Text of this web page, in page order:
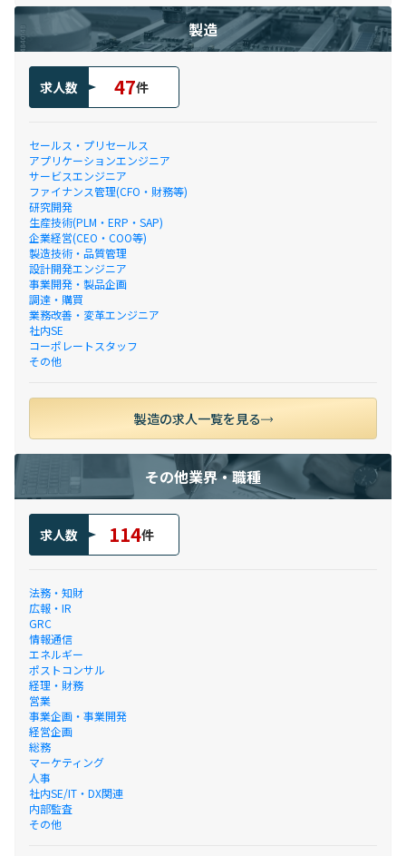
製造
求人数 47件
セールス・プリセールス
アプリケーションエンジニア
サービスエンジニア
ファイナンス管理(CFO・財務等)
研究開発
生産技術(PLM・ERP・SAP)
企業経営(CEO・COO等)
製造技術・品質管理
設計開発エンジニア
事業開発・製品企画
調達・購買
業務改善・変革エンジニア
社内SE
コーポレートスタッフ
その他
製造の求人一覧を見る
その他業界・職種
求人数 114件
法務・知財
広報・IR
GRC
情報通信
エネルギー
ポストコンサル
経理・財務
営業
事業企画・事業開発
経営企画
総務
マーケティング
人事
社内SE/IT・DX関連
内部監査
その他